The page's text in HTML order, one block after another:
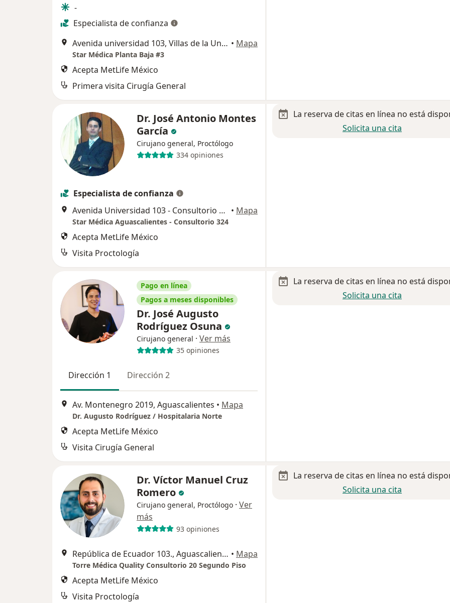
-
Especialista de confianza
Avenida universidad 103, Villas de la Universidad, Aguascalientes, Aguascalientes • Mapa
Star Médica Planta Baja #3
Acepta MetLife México
Primera visita Cirugía General
Dr. José Antonio Montes
García
Cirujano general, Proctólogo
334 opiniones
Especialista de confianza
Avenida Universidad 103 - Consultorio 324, Aguascalientes • Mapa
Star Médica Aguascalientes - Consultorio 324
Acepta MetLife México
Visita Proctología
La reserva de citas en línea no está
Solicita una cita
Pago en línea
Pagos a meses disponibles
Dr. José Augusto
Rodríguez Osuna
Cirujano general · Ver más
35 opiniones
Dirección 1 Dirección 2
Av. Montenegro 2019, Aguascalientes • Mapa
Dr. Augusto Rodríguez / Hospitalaria Norte
Acepta MetLife México
Visita Cirugía General
La reserva de citas en línea no está
Solicita una cita
Dr. Víctor Manuel Cruz
Romero
Cirujano general, Proctólogo · Ver
más
93 opiniones
República de Ecuador 103., Aguascalientes • Mapa
Torre Médica Quality Consultorio 20 Segundo Piso
Acepta MetLife México
Visita Proctología
La reserva de citas en línea no está
Solicita una cita